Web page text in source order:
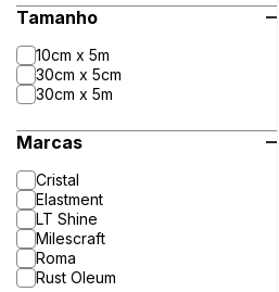
Tamanho
10cm x 5m
30cm x 5cm
30cm x 5m
Marcas
Cristal
Elastment
LT Shine
Milescraft
Roma
Rust Oleum